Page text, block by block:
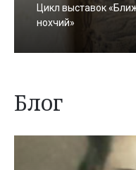
Цикл выставок
нохчий»
Блог